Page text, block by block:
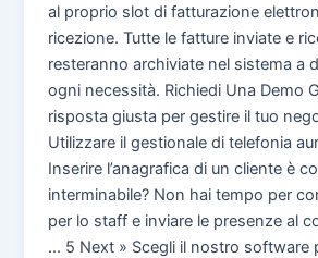
al proprio slot di fatturazione
ricezione. Tutte le fatture inviate e
resteranno archiviate nel sistema a
ogni necessità. Richiedi Una Demo
risposta giusta per gestire il tuo
Utilizzare il gestionale di telefonia
Inserire l’anagrafica di un cliente è
interminabile? Non hai tempo per
per lo staff e inviare le presenze al
… 5 Next » Scegli il nostro software